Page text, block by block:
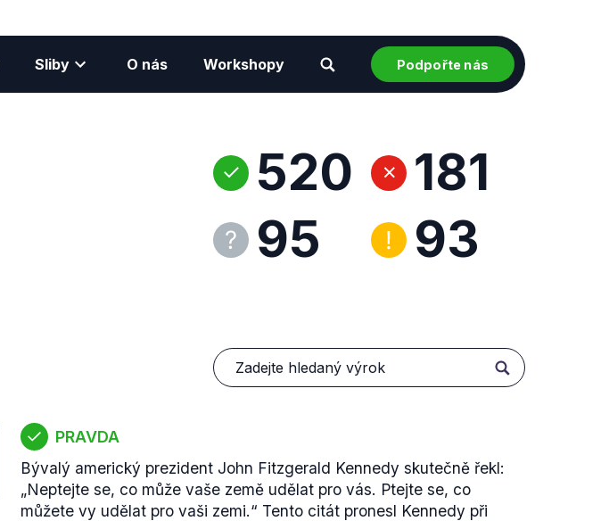
Sliby O nás Workshopy Podpořte nás
520
95
181
93
PRAVDA
Bývalý americký prezident John Fitzgerald Kennedy skutečně řekl:
„Neptejte se, co může vaše země udělat pro vás. Ptejte se, co
můžete vy udělat pro vaši zemi.“ Tento citát pronesl Kennedy při